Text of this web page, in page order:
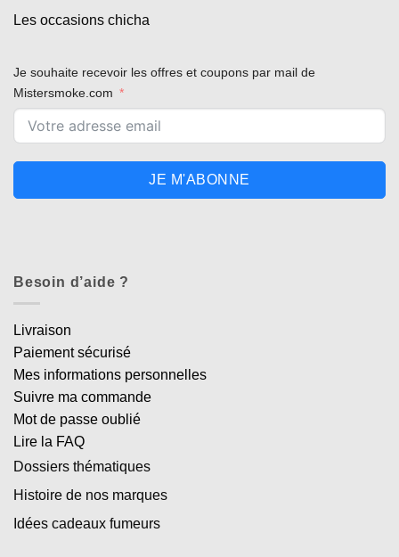
Les occasions chicha
Je souhaite recevoir les offres et coupons par mail de
Mistersmoke.com
JE M'ABONNE
Besoin d’aide ?
Livraison
Paiement sécurisé
Mes informations personnelles
Suivre ma commande
Mot de passe oublié
Lire la FAQ
Dossiers thématiques
Histoire de nos marques
Idées cadeaux fumeurs